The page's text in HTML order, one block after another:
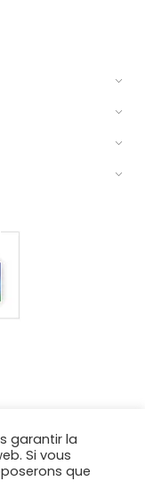
garantir la
Si vous
que